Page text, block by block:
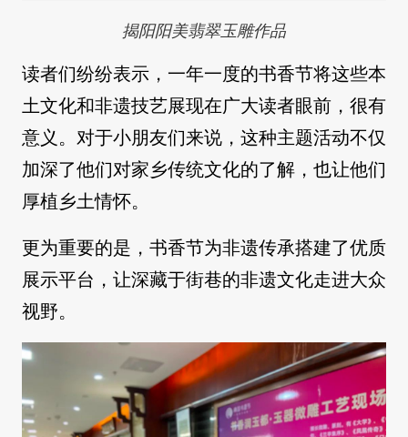
揭阳阳美翡翠玉雕作品
读者们纷纷表示，一年一度的书香节将这些本
土文化和非遗技艺展现在广大读者眼前，很有
意义。对于小朋友们来说，这种主题活动不仅
加深了他们对家乡传统文化的了解，也让他们
厚植乡土情怀。
更为重要的是，书香节为非遗传承搭建了优质
展示平台，让深藏于街巷的非遗文化走进大众
视野。